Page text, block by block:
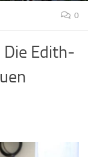
0
Die Edith-